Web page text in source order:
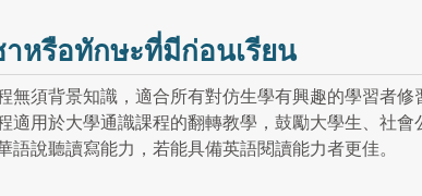
าหรือทักษะที่มีก่อนเรียน
無須背景知識，適合所有對仿生學有興趣的學習者修
適用於大學通識課程的翻轉教學，鼓勵大學生、社會
語說聽讀寫能力，若能具備英語閱讀能力者更佳。